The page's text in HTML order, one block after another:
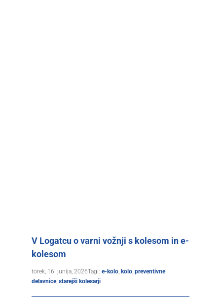
V Logatcu o varni vožnji s kolesom in e-
kolesom
torek, 16. junija, 2026Tagi: e-kolo, kolo, preventivne
delavnice, starejši kolesarji